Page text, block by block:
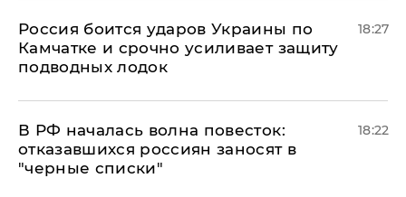
Россия боится ударов Украины по
Камчатке и срочно усиливает защиту
подводных лодок
18:27
​В РФ началась волна повесток:
отказавшихся россиян заносят в
"черные списки"
18:22